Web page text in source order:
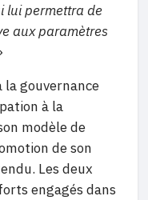
lui permettra de
aux paramètres
gouvernance
à la
modèle de
de son
Les deux
engagés dans